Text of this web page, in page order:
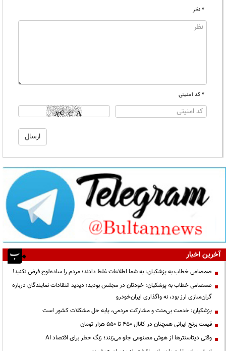
* نظر
* کد امنیتی
آخرین اخبار
صمصامی خطاب به پزشکیان: به شما اطلاعات غلط دادند؛ مردم را ساده‌لوح فرض نکنید!
صمصامی خطاب به پزشکیان: خودتان در مجلس بودید؛ دیدید انتقادات نمایندگان درباره
گران‌سازی ارز بود، نه واگذاری ایران‌خودرو
پزشکیان: خدمت بی‌منت و مشارکت مردمی، پایه حل مشکلات کشور است
قیمت‌ برنج ایرانی همچنان در کانال ۴۵۰ تا ۵۵۰ هزار تومان
وقتی دیتاسنترها از هوش مصنوعی جلو می‌زنند؛ زنگ خطر برای اقتصاد AI